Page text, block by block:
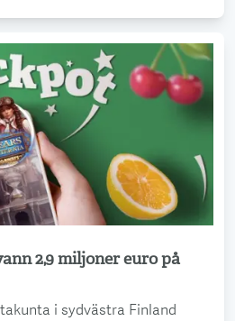
2,9 miljoner euro på
i sydvästra Finland